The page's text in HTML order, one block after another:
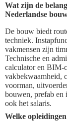
Wat zijn de
Nederlandse
De bouw biedt
techniek.
vakmensen zijn
Technische en
calculator en BIM-
vakbekwaamheid,
voorman,
bouwen, prefab en
ook het salaris.
Welke